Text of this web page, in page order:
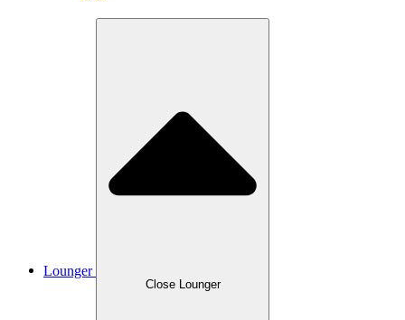
Lounger
Close Lounger